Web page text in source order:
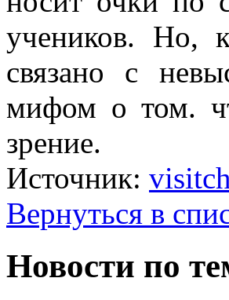
учеников. Но,
связано с
мифом о том.
зрение.
Источник:
Вернуться в
Новости по